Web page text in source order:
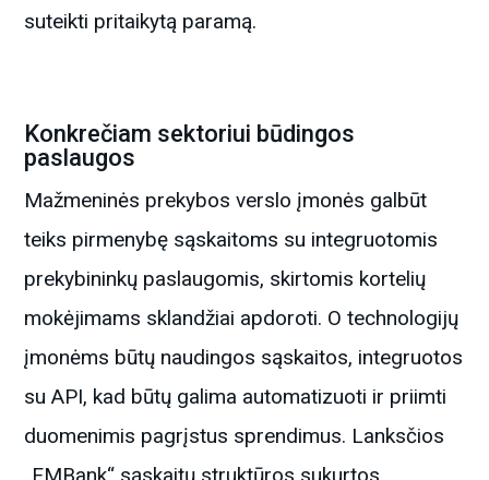
suteikti pritaikytą paramą.
Konkrečiam sektoriui būdingos
paslaugos
Mažmeninės prekybos verslo įmonės galbūt
teiks pirmenybę sąskaitoms su integruotomis
prekybininkų paslaugomis, skirtomis kortelių
mokėjimams sklandžiai apdoroti. O technologijų
įmonėms būtų naudingos sąskaitos, integruotos
su API, kad būtų galima automatizuoti ir priimti
duomenimis pagrįstus sprendimus. Lanksčios
„EMBank“ sąskaitų struktūros sukurtos